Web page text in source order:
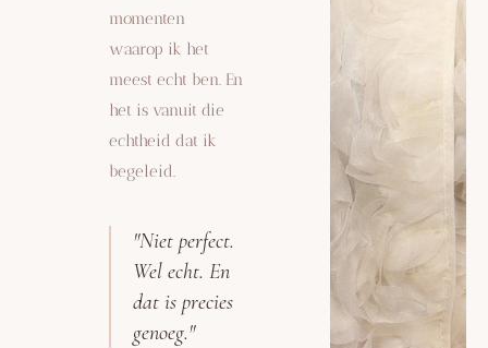
momenten
waarop ik het
meest echt ben. En
het is vanuit die
echtheid dat ik
begeleid.
"Niet perfect.
Wel echt. En
dat is precies
genoeg."